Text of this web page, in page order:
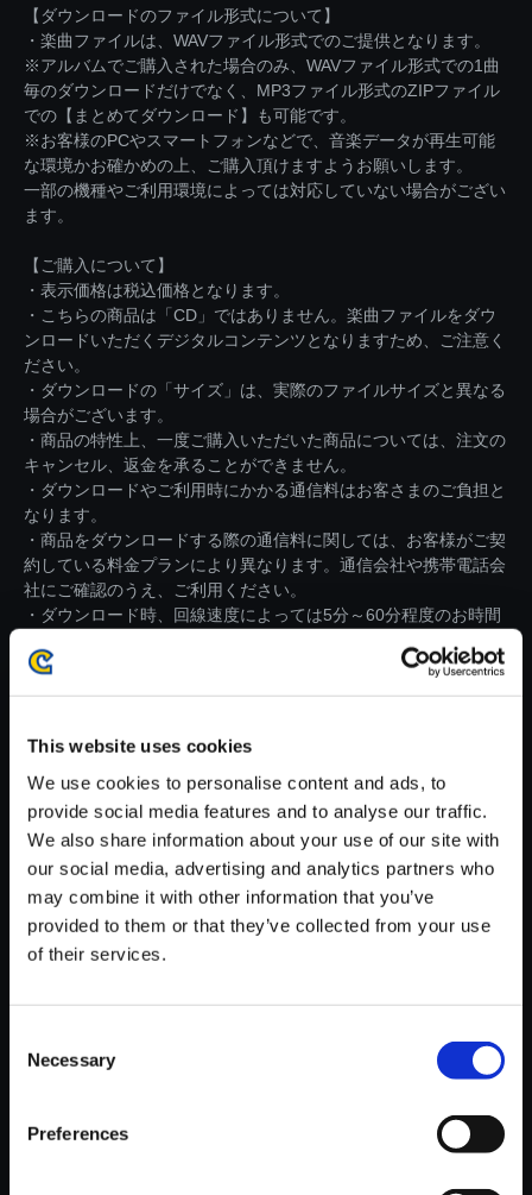
This website uses cookies
We use cookies to personalise content and ads, to
provide social media features and to analyse our traffic.
We also share information about your use of our site with
our social media, advertising and analytics partners who
may combine it with other information that you’ve
provided to them or that they’ve collected from your use
of their services.
Selection
Necessary
Preferences
【ダウンロードのファイル形式について】
・楽曲ファイルは、WAVファイル形式でのご提供となります。
※アルバムでご購入された場合のみ、WAVファイル形式での1曲
毎のダウンロードだけでなく、MP3ファイル形式のZIPファイル
での【まとめてダウンロード】も可能です。
※お客様のPCやスマートフォンなどで、音楽データが再生可能
な環境かお確かめの上、ご購入頂けますようお願いします。
一部の機種やご利用環境によっては対応していない場合がござい
ます。
【ご購入について】
・表示価格は税込価格となります。
・こちらの商品は「CD」ではありません。楽曲ファイルをダウ
ンロードいただくデジタルコンテンツとなりますため、ご注意く
ださい。
・ダウンロードの「サイズ」は、実際のファイルサイズと異なる
場合がございます。
・商品の特性上、一度ご購入いただいた商品については、注文の
キャンセル、返金を承ることができません。
・ダウンロードやご利用時にかかる通信料はお客さまのご負担と
なります。
・商品をダウンロードする際の通信料に関しては、お客様がご契
約している料金プランにより異なります。通信会社や携帯電話会
社にご確認のうえ、ご利用ください。
・ダウンロード時、回線速度によっては5分～60分程度のお時間
※ご購入いただいたファイルのダウンロードの際には、通信環境
【単曲】大神 音調（しらべ）の
巻 二 ウシワカと対峙
150円